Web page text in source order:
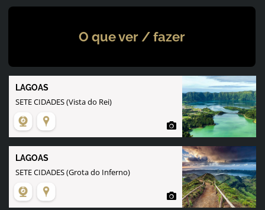
O que ver / fazer
LAGOAS
SETE CIDADES (Vista do Rei)
LAGOAS
SETE CIDADES (Grota do Inferno)